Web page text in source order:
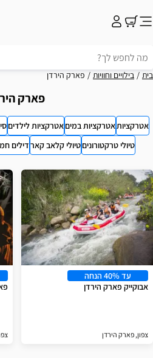
בית בילויים וחוויות פארק הירדן
פארק
אטרקציותאטרקציות במיםאטרקציות לילדים
טיולי טרקטורוניםטיולי קלאב קארדילים
תוצאות
עד 40% הנחה
אבוקייק פארק הירדן
צפון, פארק הירדן